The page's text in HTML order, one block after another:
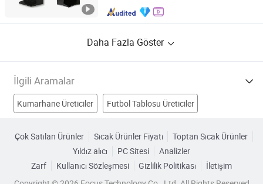
Daha Fazla Göster
İlgili Aramalar
Kumarhane Üreticiler Futbol Tablosu Üreticiler
elektronik oyun makinesi Fabrikalar
Çok Satılan Ürünler Sıcak Ürünler Fiyatı
Toptan Sıcak Ürünler
Yıldız alıcı
PC Sitesi
Analizler
Zarf
Kullanıcı Sözleşmesi Gizlilik Politikası
İletişim